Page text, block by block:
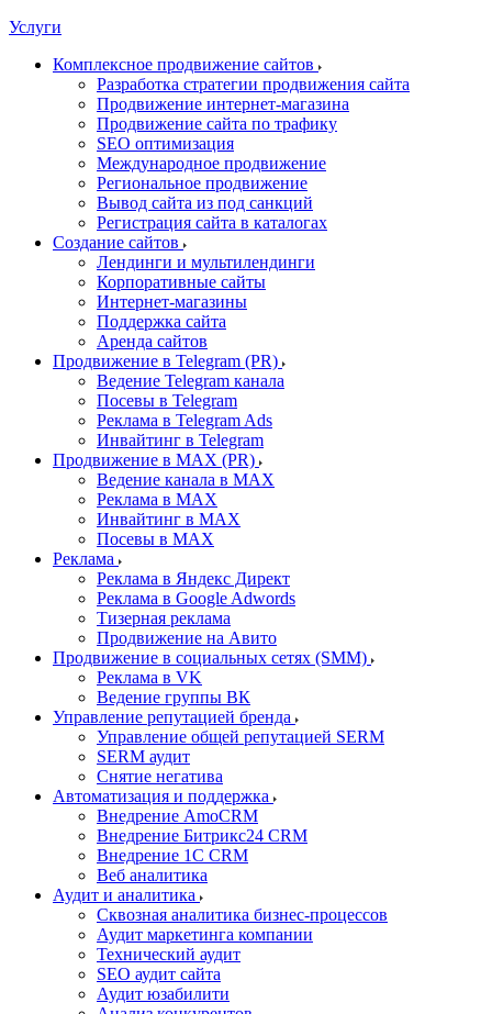
Услуги
Комплексное продвижение сайтов
Разработка стратегии продвижения сайта
Продвижение интернет-магазина
Продвижение сайта по трафику
SEO оптимизация
Международное продвижение
Региональное продвижение
Вывод сайта из под санкций
Регистрация сайта в каталогах
Создание сайтов
Лендинги и мультилендинги
Корпоративные сайты
Интернет-магазины
Поддержка сайта
Аренда сайтов
Продвижение в Telegram (PR)
Ведение Telegram канала
Посевы в Telegram
Реклама в Telegram Ads
Инвайтинг в Telegram
Продвижение в MAX (PR)
Ведение канала в MAX
Реклама в MAX
Инвайтинг в MAX
Посевы в MAX
Реклама
Реклама в Яндекс Директ
Реклама в Google Adwords
Тизерная реклама
Продвижение на Авито
Продвижение в социальных сетях (SMM)
Реклама в VK
Ведение группы ВК
Управление репутацией бренда
Управление общей репутацией SERM
SERM аудит
Снятие негатива
Автоматизация и поддержка
Внедрение AmoCRM
Внедрение Битрикс24 CRM
Внедрение 1C CRM
Веб аналитика
Аудит и аналитика
Сквозная аналитика бизнес-процессов
Аудит маркетинга компании
Технический аудит
SEO аудит сайта
Аудит юзабилити